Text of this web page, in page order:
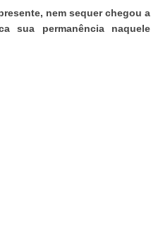
nem sequer chegou a
sua permanência naquele